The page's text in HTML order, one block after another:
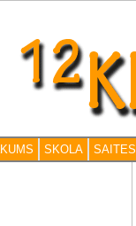
SKOLA SAITES